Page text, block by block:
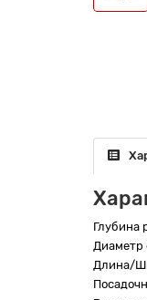
Глубина
Диаметр
Длина/